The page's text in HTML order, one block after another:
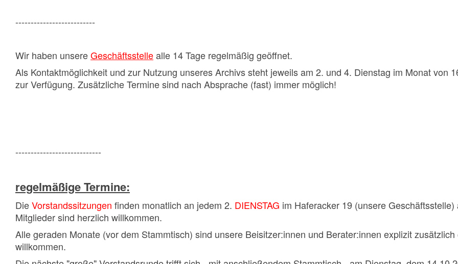
--------------------------
Wir haben unsereGeschäftsstellealle 14 Tage regelmäßig geöffnet.
Als Kontaktmöglichkeit und zur Nutzung unseres Archivs steht jeweils am 2. und 4. Dienstag im Monat von
zur Verfügung. Zusätzliche Termine sind nach Absprache (fast) immer möglich!
----------------------------
regelmäßige Termine:
DieVorstandssitzungen finden monatlich an jedem 2. DIENSTAG im Haferacker 19 (unsere
Mitglieder sind herzlich willkommen.
Alle geraden Monate (vor dem Stammtisch) sind unsere Beisitzer:innen und Berater:innen explizit
willkommen.